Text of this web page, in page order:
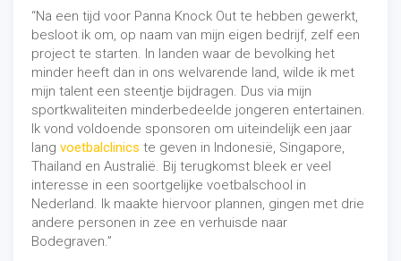
“Na een tijd voor Panna Knock Out te hebben gewerkt,
besloot ik om, op naam van mijn eigen bedrijf, zelf een
project te starten. In landen waar de bevolking het
minder heeft dan in ons welvarende land, wilde ik met
mijn talent een steentje bijdragen. Dus via mijn
sportkwaliteiten minderbedeelde jongeren entertainen.
Ik vond voldoende sponsoren om uiteindelijk een jaar
lang voetbalclinics te geven in Indonesië, Singapore,
Thailand en Australië. Bij terugkomst bleek er veel
interesse in een soortgelijke voetbalschool in
Nederland. Ik maakte hiervoor plannen, gingen met drie
andere personen in zee en verhuisde naar
Bodegraven.”